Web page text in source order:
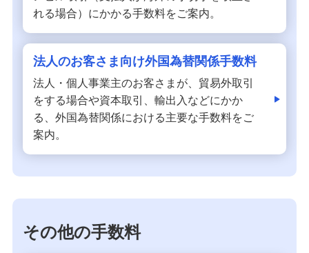
れる場合）にかかる手数料をご案内。
法人のお客さま向け外国為替関係手数料
法人・個人事業主のお客さまが、貿易外取引
をする場合や資本取引、輸出入などにかか
る、外国為替関係における主要な手数料をご
案内。
その他の手数料